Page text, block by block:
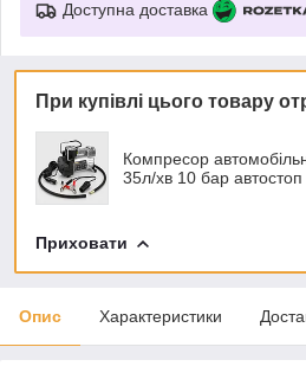
Доступна доставка
При купівлі цього товару
Компресор
35л/хв 10 бар
Приховати
Опис Характеристики